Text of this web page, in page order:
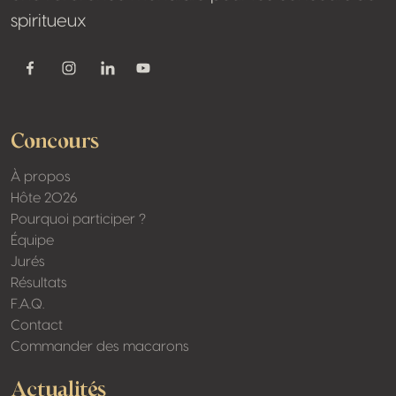
spiritueux
FacebookInstagramLinkedinYoutube
Concours
À propos
Hôte 2026
Pourquoi participer ?
Équipe
Jurés
Résultats
F.A.Q.
Contact
Commander des macarons
Actualités